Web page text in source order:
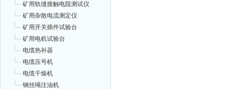
矿用轨缝接触电阻测试仪
矿用杂散电流测定仪
矿用开关插件试验台
矿用电机试验台
电缆热补器
电缆压号机
电缆干燥机
钢丝绳注油机